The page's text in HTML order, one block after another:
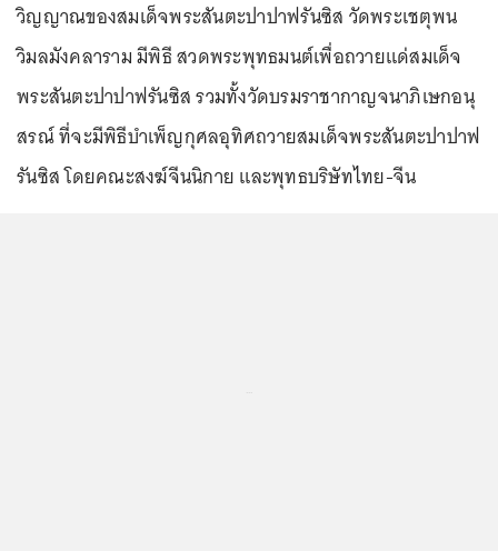
วิญญาณของสมเด็จพระสันตะปาปาฟรันซิส วัดพระเชตุพน
วิมลมังคลาราม มีพิธี สวดพระพุทธมนต์เพื่อถวายแด่สมเด็จ
พระสันตะปาปาฟรันซิส รวมทั้งวัดบรมราชากาญจนาภิเษกอนุ
สรณ์ ที่จะมีพิธีบำเพ็ญกุศลอุทิศถวายสมเด็จพระสันตะปาปาฟ
รันซิส โดยคณะสงฆ์จีนนิกาย และพุทธบริษัทไทย-จีน